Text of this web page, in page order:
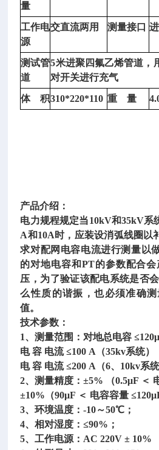
量
工作电
源
交直流两用 测量接口
测试管
道
5米进聚四氟乙烯管道，
对开关进行充气
体 积310*220*110 重 量
产品介绍：
电力规程规定当10kV和35kV系
A和10A时，应装设消弧线圈以
求对配网电容电流进行测量以
的对地电容和PT的参数配合
压，为了验证该配电系统是否
么性质的谐振，也必须准确
值。
技术参数：
1、测量范围：对地总电容
电 容 电流 ≤100 A（35kv系统）
电 容 电流 ≤200 A（6、10kv系统
2、测量精度：±5% （0.5μF ＜
±10%（90μF ＜ 电容容量
3、环境温度：-10～50℃；
4、相对湿度：≤90%；
5、工作电源：AC 220V ± 10%